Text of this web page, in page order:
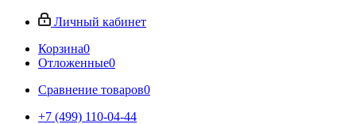
Личный кабинет
Корзина0
Отложенные0
Сравнение товаров0
+7 (499) 110-04-44